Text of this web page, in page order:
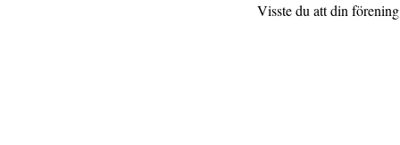
Visste du att din